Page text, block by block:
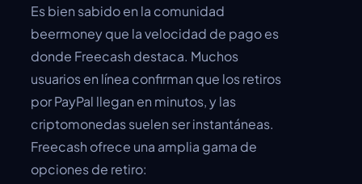
Es bien sabido en la comunidad
beermoney que la velocidad de pago es
donde Freecash destaca. Muchos
usuarios en línea confirman que los retiros
por PayPal llegan en minutos, y las
criptomonedas suelen ser instantáneas.
Freecash ofrece una amplia gama de
opciones de retiro: